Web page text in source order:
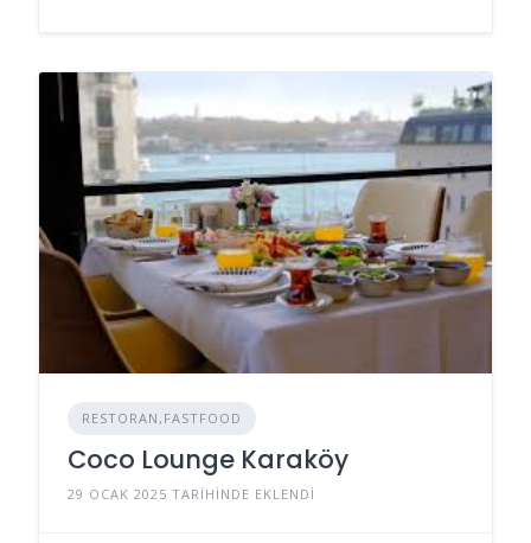
RESTORAN,FASTFOOD
Coco Lounge Karaköy
29 OCAK 2025 TARIHINDE EKLENDI